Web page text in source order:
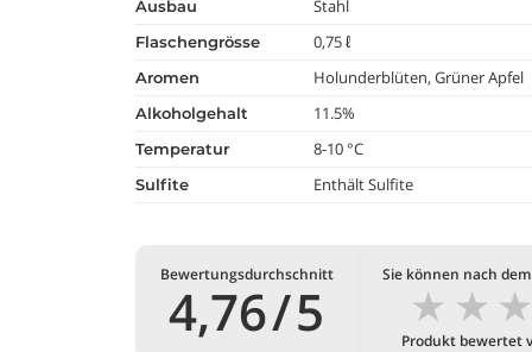
ausbau Stahl
flaschengrösse 0,75 ℓ
aromen Holunderblüten, Grüner Apfel
alkoholgehalt 11.5%
temperatur 8-10 °C
Sulfite Enthält Sulfite
Bewertungsdurchschnitt
4,76/5
Sie können nach
★
★
Produkt bewertet